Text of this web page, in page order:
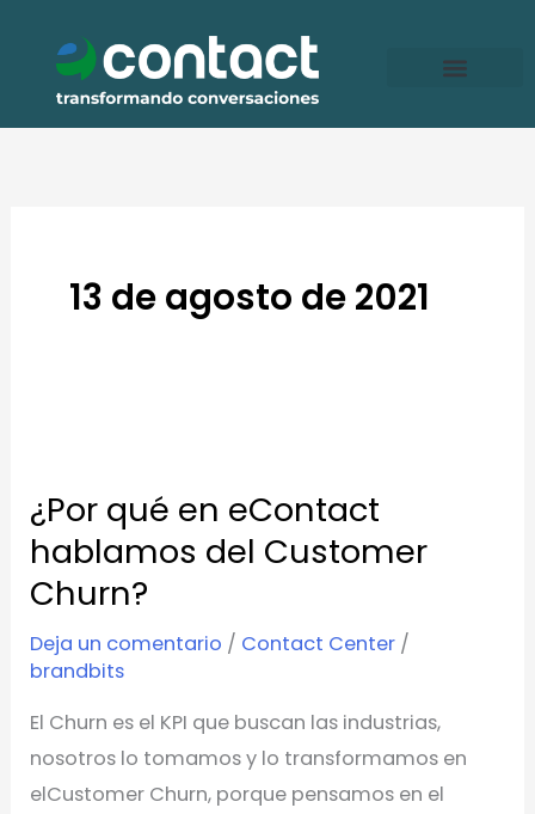
contenido
13 de agosto de 2021
¿Por qué en eContact
hablamos del Customer
Churn?
Deja un comentario / Contact Center /
brandbits
El Churn es el KPI que buscan las industrias,
nosotros lo tomamos y lo transformamos en
elCustomer Churn, porque pensamos en el
en
eContact
hablamos
Customer